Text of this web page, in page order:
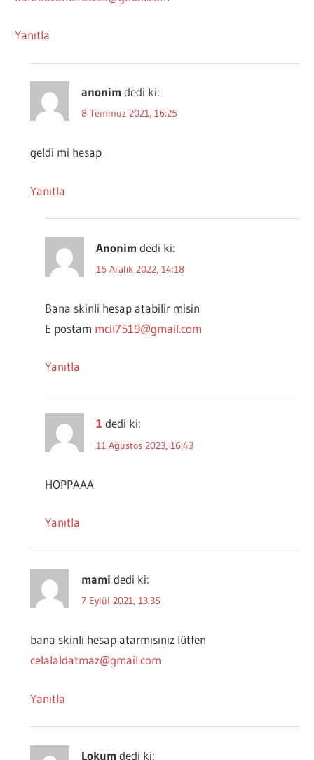
Yanıtla
anonim dedi ki:
8 Temmuz 2021, 16:25
geldi mi hesap
Yanıtla
Anonim dedi ki:
16 Aralık 2022, 14:18
Bana skinli hesap atabilir misin
E postam mcil7519@gmail.com
Yanıtla
1 dedi ki:
11 Ağustos 2023, 16:43
HOPPAAA
Yanıtla
mami dedi ki:
7 Eylül 2021, 13:35
bana skinli hesap atarmısınız lütfen
celalaldatmaz@gmail.com
Yanıtla
Lokum dedi ki: